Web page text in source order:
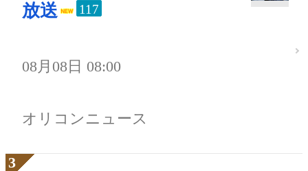
放送
117
08月08日 08:00
オリコンニュース